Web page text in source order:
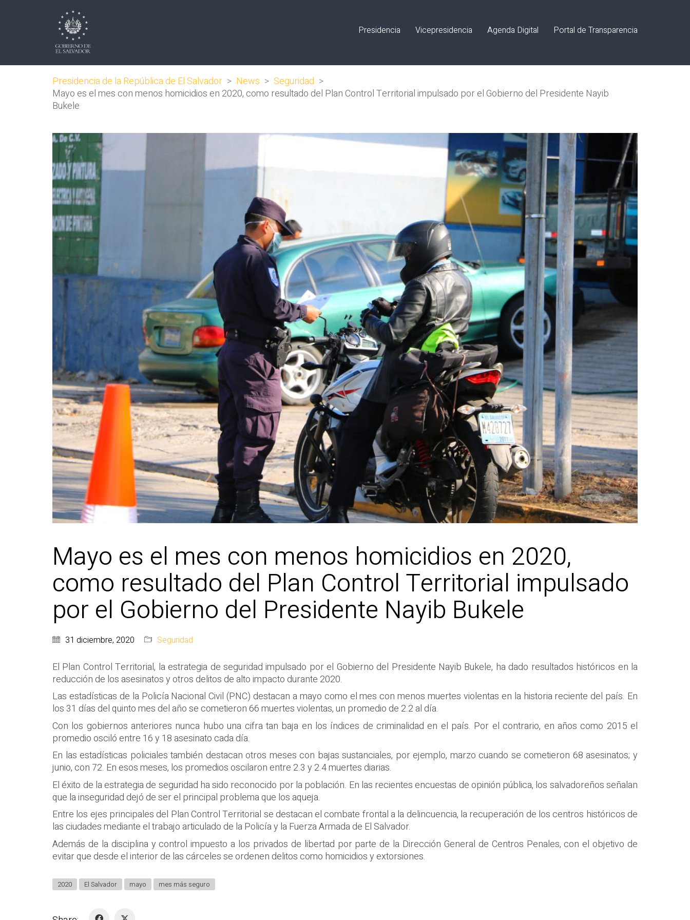
Presidencia Vicepresidencia Agenda Digital Portal de Transparencia
Presidencia de la República de El Salvador > News > Seguridad >
Mayo es el mes con menos homicidios en 2020, como resultado del Plan Control Territorial impulsado por el Gobierno del Presidente Nayib
Bukele
Mayo es el mes con menos homicidios en 2020,
como resultado del Plan Control Territorial impulsado
por el Gobierno del Presidente Nayib Bukele
31 diciembre, 2020 Seguridad
El Plan Control Territorial, la estrategia de seguridad impulsado por el Gobierno del Presidente Nayib Bukele, ha dado resultados históricos en la
reducción de los asesinatos y otros delitos de alto impacto durante 2020.
Las estadísticas de la Policía Nacional Civil (PNC) destacan a mayo como el mes con menos muertes violentas en la historia reciente del país. En
los 31 días del quinto mes del año se cometieron 66 muertes violentas, un promedio de 2.2 al día.
Con los gobiernos anteriores nunca hubo una cifra tan baja en los índices de criminalidad en el país. Por el contrario, en años como 2015 el
promedio osciló entre 16 y 18 asesinato cada día.
En las estadísticas policiales también destacan otros meses con bajas sustanciales, por ejemplo, marzo cuando se cometieron 68 asesinatos; y
junio, con 72. En esos meses, los promedios oscilaron entre 2.3 y 2.4 muertes diarias.
El éxito de la estrategia de seguridad ha sido reconocido por la población. En las recientes encuestas de opinión pública, los salvadoreños señalan
que la inseguridad dejó de ser el principal problema que los aqueja.
Entre los ejes principales del Plan Control Territorial se destacan el combate frontal a la delincuencia, la recuperación de los centros históricos de
las ciudades mediante el trabajo articulado de la Policía y la Fuerza Armada de El Salvador.
Además de la disciplina y control impuesto a los privados de libertad por parte de la Dirección General de Centros Penales, con el objetivo de
evitar que desde el interior de las cárceles se ordenen delitos como homicidios y extorsiones.
2020 El Salvador mayo mes más seguro